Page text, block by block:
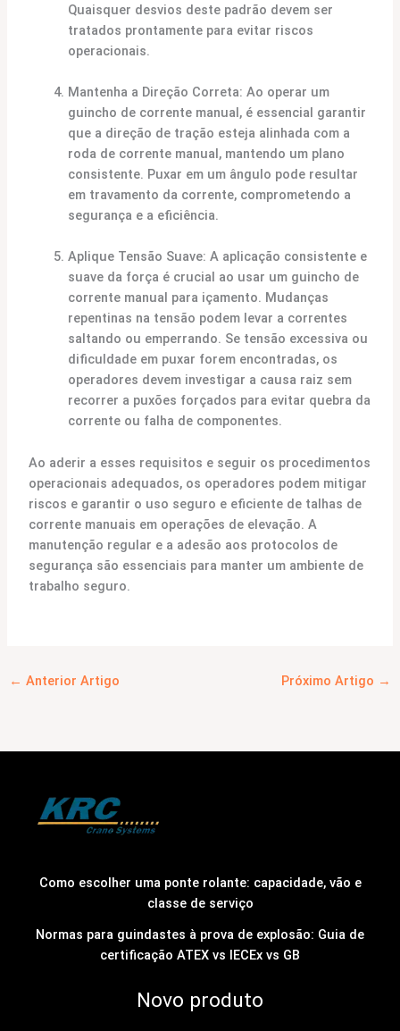
Quaisquer desvios deste padrão devem ser
tratados prontamente para evitar riscos
operacionais.
Mantenha a Direção Correta: Ao operar um
guincho de corrente manual, é essencial garantir
que a direção de tração esteja alinhada com a
roda de corrente manual, mantendo um plano
consistente. Puxar em um ângulo pode resultar
em travamento da corrente, comprometendo a
segurança e a eficiência.
Aplique Tensão Suave: A aplicação consistente e
suave da força é crucial ao usar um guincho de
corrente manual para içamento. Mudanças
repentinas na tensão podem levar a correntes
saltando ou emperrando. Se tensão excessiva ou
dificuldade em puxar forem encontradas, os
operadores devem investigar a causa raiz sem
recorrer a puxões forçados para evitar quebra da
corrente ou falha de componentes.
Ao aderir a esses requisitos e seguir os procedimentos
operacionais adequados, os operadores podem mitigar
riscos e garantir o uso seguro e eficiente de talhas de
corrente manuais em operações de elevação. A
manutenção regular e a adesão aos protocolos de
segurança são essenciais para manter um ambiente de
trabalho seguro.
← Anterior Artigo Próximo Artigo →
Como escolher uma ponte rolante: capacidade, vão e
classe de serviço
Normas para guindastes à prova de explosão: Guia de
certificação ATEX vs IECEx vs GB
Novo produto